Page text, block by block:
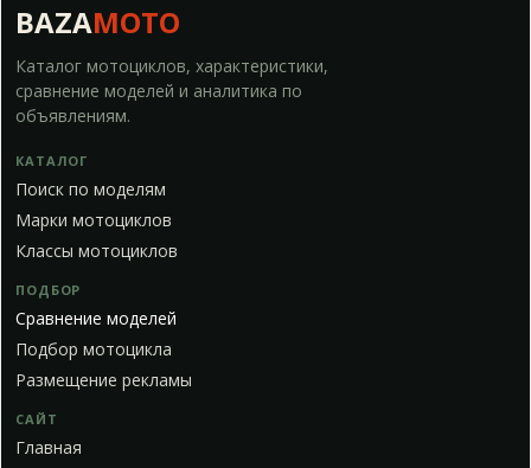
BAZAMOTO
Каталог мотоциклов, характеристики,
сравнение моделей и аналитика по
объявлениям.
КАТАЛОГ
Поиск по моделям
Марки мотоциклов
Классы мотоциклов
ПОДБОР
Сравнение моделей
Подбор мотоцикла
Размещение рекламы
САЙТ
Главная